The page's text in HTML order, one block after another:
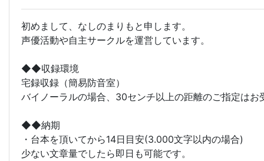
初めまして、なしのまりもと申します。
声優活動や自主サークルを運営しています。
◆◆収録環境
宅録収録（簡易防音室）
バイノーラルの場合、30センチ以上の距離のご指定はお
◆◆納期
・台本を頂いてから14日目安(3.000文字以内の場合)
少ない文章量でしたら即日も可能です。